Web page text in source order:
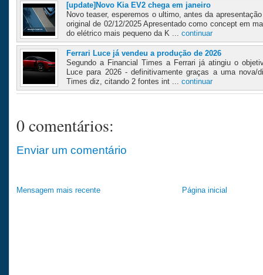
[update]Novo Kia EV2 chega em janeiro
Novo teaser, esperemos o ultimo, antes da
original de 02/12/2025 Apresentado como concept em
do elétrico mais pequeno da K ... continuar
Ferrari Luce já vendeu a produção de 2026
Segundo a Financial Times a Ferrari já atingiu o
Luce para 2026 - definitivamente graças a uma nova/
Times diz, citando 2 fontes int ... continuar
0 comentários:
Enviar um comentário
Mensagem mais recente Página inicial